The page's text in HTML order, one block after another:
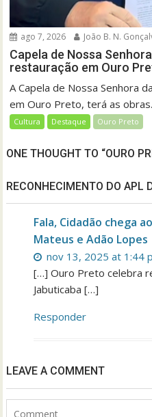
ago 7, 2026 João B. N.
Capela de Nossa
restauração em Ouro
A Capela de Nossa Senhora
em Ouro Preto, terá as
Cultura Destaque Ouro Preto
ONE THOUGHT TO “OURO
RECONHECIMENTO DO APL
Fala, Cidadão chega
Mateus e Adão Lopes
nov 13, 2025 at 1:44
[…] Ouro Preto celebra
Jabuticaba […]
Responder
LEAVE A COMMENT